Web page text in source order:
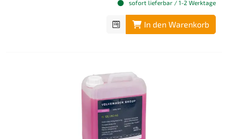
sofort lieferbar / 1-2 Werktage
In den Warenkorb